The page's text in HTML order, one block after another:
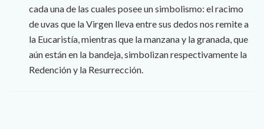
cada una de las cuales posee un simbolismo: el racimo
de uvas que la Virgen lleva entre sus dedos nos remite a
la Eucaristía, mientras que la manzana y la granada, que
aún están en la bandeja, simbolizan respectivamente la
Redención y la Resurrección.